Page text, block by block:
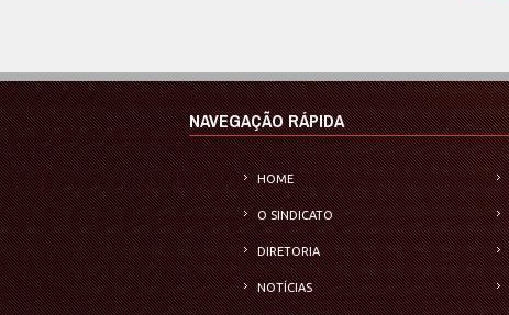
NAVEGAÇÃO RÁPIDA
HOME
O SINDICATO
DIRETORIA
NOTÍCIAS